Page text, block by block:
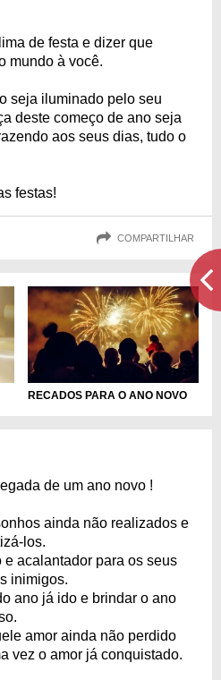
de festa e dizer que
mundo à você.
seja iluminado pelo seu
deste começo de ano seja
aos seus dias, tudo o
festas!
COMPARTILHAR
RECADOS PARA O ANO NOVO
de um ano novo !
ainda não realizados e
los.
acalantador para os seus
inimigos.
ano já ido e brindar o ano
amor ainda não perdido
vez o amor já conquistado.